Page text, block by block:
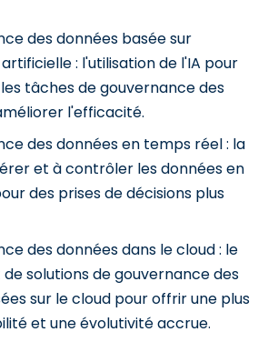
des données basée sur
: l'utilisation de l'IA pour
tâches de gouvernance des
l'efficacité.
des données en temps réel : la
et à contrôler les données en
des prises de décisions plus
des données dans le cloud : le
solutions de gouvernance des
sur le cloud pour offrir une plus
et une évolutivité accrue.